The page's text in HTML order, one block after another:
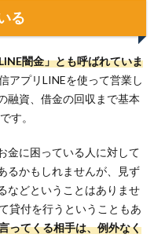
る
闇金」とも呼ばれていま
アプリLINEを使って営業し
融資、借金の回収まで基本
す。
金に困っている人に対して
るかもしれませんが、見ず
などということはありませ
貸付を行うということもあ
ってくる相手は、例外なく